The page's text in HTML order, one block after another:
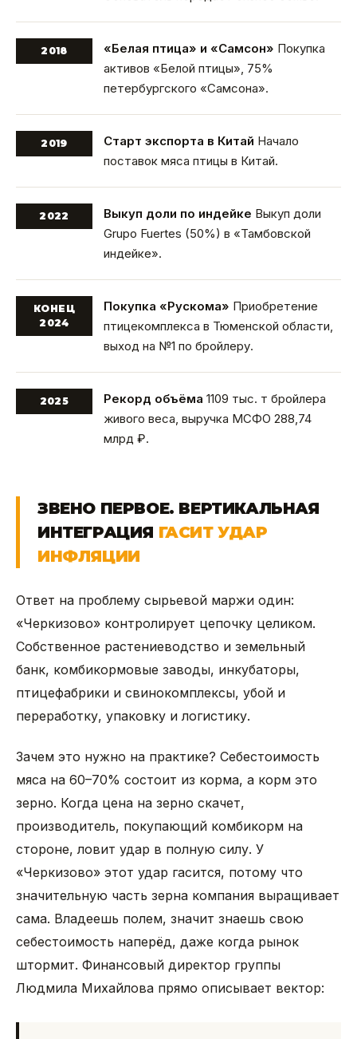
2018 «Белая птица» и «Самсон» Покупка
активов «Белой птицы», 75%
петербургского «Самсона».
2019 Старт экспорта в Китай Начало
поставок мяса птицы в Китай.
2022 Выкуп доли по индейке Выкуп доли
Grupo Fuertes (50%) в «Тамбовской
индейке».
КОНЕЦ
2024
Покупка «Рускома» Приобретение
птицекомплекса в Тюменской области,
выход на №1 по бройлеру.
2025 Рекорд объёма 1109 тыс. т бройлера
живого веса, выручка МСФО 288,74
млрд ₽.
ЗВЕНО ПЕРВОЕ. ВЕРТИКАЛЬНАЯ
ИНТЕГРАЦИЯ ГАСИТ УДАР
ИНФЛЯЦИИ
Ответ на проблему сырьевой маржи один:
«Черкизово» контролирует цепочку целиком.
Собственное растениеводство и земельный
банк, комбикормовые заводы, инкубаторы,
птицефабрики и свинокомплексы, убой и
переработку, упаковку и логистику.
Зачем это нужно на практике? Себестоимость
мяса на 60–70% состоит из корма, а корм это
зерно. Когда цена на зерно скачет,
производитель, покупающий комбикорм на
стороне, ловит удар в полную силу. У
«Черкизово» этот удар гасится, потому что
значительную часть зерна компания выращивает
сама. Владеешь полем, значит знаешь свою
себестоимость наперёд, даже когда рынок
штормит. Финансовый директор группы
Людмила Михайлова прямо описывает вектор: